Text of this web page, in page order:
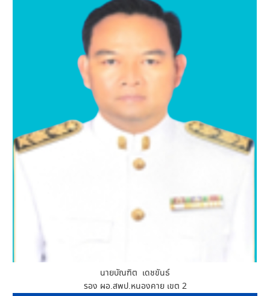
นายบัณฑิต เดชขันธ์
รอง ผอ.สพป.หนองคาย เขต 2